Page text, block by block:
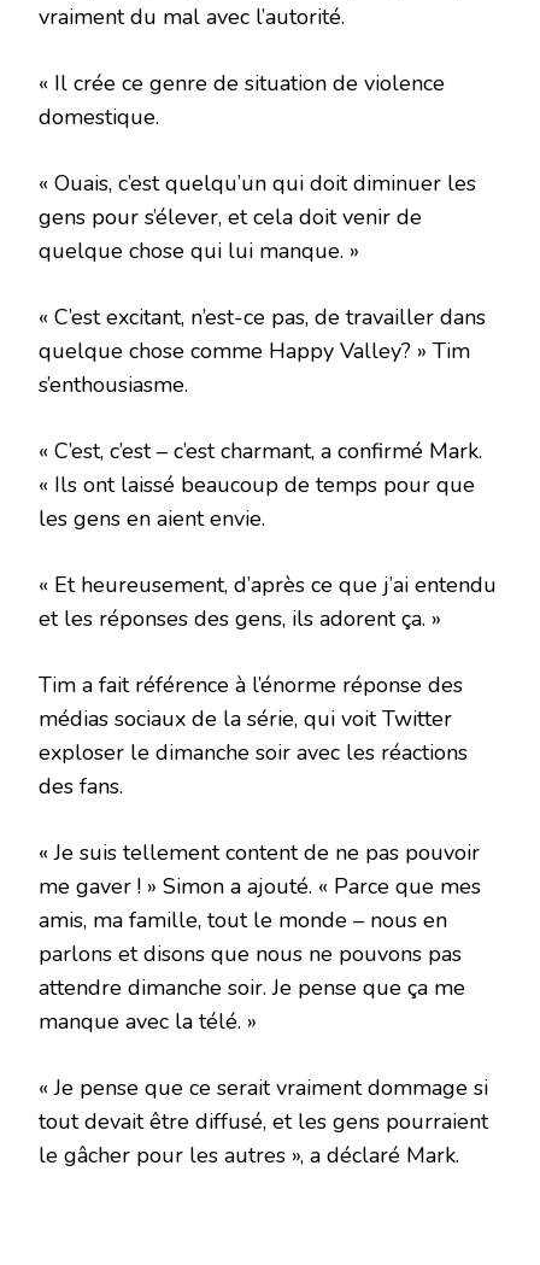
vraiment du mal avec l’autorité.
« Il crée ce genre de situation de violence
domestique.
« Ouais, c’est quelqu’un qui doit diminuer les
gens pour s’élever, et cela doit venir de
quelque chose qui lui manque. »
« C’est excitant, n’est-ce pas, de travailler dans
quelque chose comme Happy Valley? » Tim
s’enthousiasme.
« C’est, c’est – c’est charmant, a confirmé Mark.
« Ils ont laissé beaucoup de temps pour que
les gens en aient envie.
« Et heureusement, d’après ce que j’ai entendu
et les réponses des gens, ils adorent ça. »
Tim a fait référence à l’énorme réponse des
médias sociaux de la série, qui voit Twitter
exploser le dimanche soir avec les réactions
des fans.
« Je suis tellement content de ne pas pouvoir
me gaver ! » Simon a ajouté. « Parce que mes
amis, ma famille, tout le monde – nous en
parlons et disons que nous ne pouvons pas
attendre dimanche soir. Je pense que ça me
manque avec la télé. »
« Je pense que ce serait vraiment dommage si
tout devait être diffusé, et les gens pourraient
le gâcher pour les autres », a déclaré Mark.